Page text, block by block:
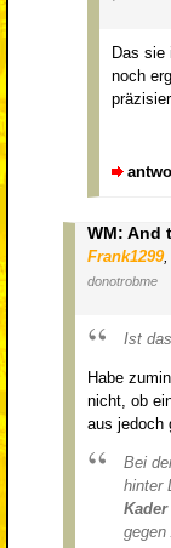
Das sie
noch
WM: And
Frank1299,
donotrobme
Ist
Habe
nicht, ob
aus jedoch
Bei
hinter
Kader